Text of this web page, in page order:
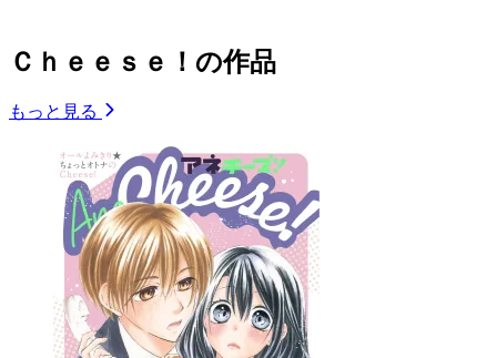
Ｃｈｅｅｓｅ！の作品
もっと見る